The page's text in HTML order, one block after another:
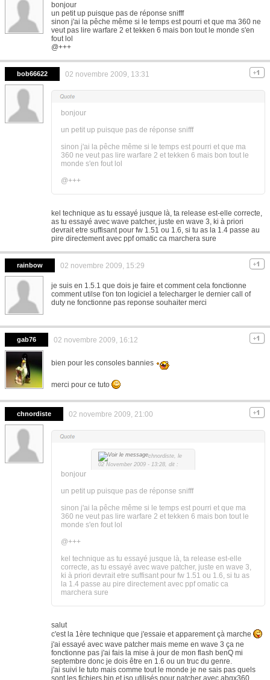
bonjour
un petit up puisque pas de réponse snifff
sinon j'ai la pêche même si le temps est pourri et que ma 360 ne
veut pas lire warfare 2 et tekken 6 mais bon tout le monde s'en
fout lol
@+++
bob66622 02 novembre 2009, 13:31
bonjour
un petit up puisque pas de réponse snifff
sinon j'ai la pêche même si le temps est pourri et que ma
360 ne veut pas lire warfare 2 et tekken 6 mais bon tout le
monde s'en fout lol
@+++
kel technique as tu essayé jusque là, ta release est-elle correcte,
as tu essayé avec wave patcher, juste en wave 3, ki à priori
devrait etre suffisant pour fw 1.51 ou 1.6, si tu as la 1.4 passe au
pire directement avec ppf omatic ca marchera sure
rainbow 02 novembre 2009, 15:29
je suis en 1.5.1 que dois je faire et comment cela fonctionne
comment utilse t'on ton logiciel a telecharger le dernier call of
duty ne fonctionne pas reponse souhaiter merci
gab76 02 novembre 2009, 16:12
bien pour les consoles bannies
merci pour ce tuto
chnordiste 02 novembre 2009, 21:00
chnordiste, le
02 November 2009 - 13:28, dit :
bonjour
un petit up puisque pas de réponse snifff
sinon j'ai la pêche même si le temps est pourri et que ma
360 ne veut pas lire warfare 2 et tekken 6 mais bon tout le
monde s'en fout lol
@+++
kel technique as tu essayé jusque là, ta release est-elle
correcte, as tu essayé avec wave patcher, juste en wave 3,
ki à priori devrait etre suffisant pour fw 1.51 ou 1.6, si tu as
la 1.4 passe au pire directement avec ppf omatic ca
marchera sure
salut
c'est la 1ère technique que j'essaie et apparement çà marche
j'ai essayé avec wave patcher mais meme en wave 3 ça ne
fonctionne pas j'ai fais la mise à jour de mon flash benQ mi
septembre donc je dois être en 1.6 ou un truc du genre.
j'ai suivi le tuto mais comme tout le monde je ne sais pas quels
sont les fichiers bin et iso utilisés pour patcher avec abgx360